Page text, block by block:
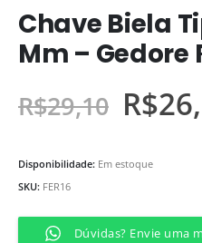
Chave Biela
Mm – Gedore
R$29,10 R$
Disponibilidade: Em estoque
SKU: FER16
Dúvidas? Envie uma